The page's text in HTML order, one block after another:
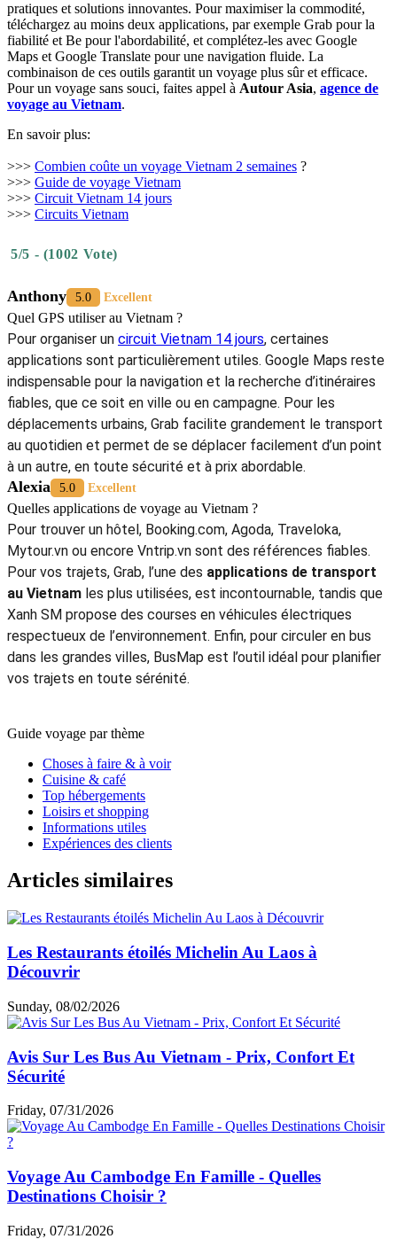
pratiques et solutions innovantes. Pour maximiser la commodité,
téléchargez au moins deux applications, par exemple Grab pour la
fiabilité et Be pour l'abordabilité, et complétez-les avec Google
Maps et Google Translate pour une navigation fluide. La
combinaison de ces outils garantit un voyage plus sûr et efficace.
Pour un voyage sans souci, faites appel à Autour Asia, agence de
voyage au Vietnam.
En savoir plus:
>>> Combien coûte un voyage‎ Vietnam 2 semaines ?
>>> Guide de voyage Vietnam
>>> Circuit Vietnam 14 jours
>>> Circuits Vietnam
5/5 - (1002 Vote)
Anthony 5.0 Excellent
Quel GPS utiliser au Vietnam ?
Pour organiser un circuit Vietnam 14 jours, certaines
applications sont particulièrement utiles. Google Maps reste
indispensable pour la navigation et la recherche d’itinéraires
fiables, que ce soit en ville ou en campagne. Pour les
déplacements urbains, Grab facilite grandement le transport
au quotidien et permet de se déplacer facilement d’un point
à un autre, en toute sécurité et à prix abordable.
Alexia 5.0 Excellent
Quelles applications de voyage au Vietnam ?
Pour trouver un hôtel, Booking.com, Agoda, Traveloka,
Mytour.vn ou encore Vntrip.vn sont des références fiables.
Pour vos trajets, Grab, l’une des applications de transport
au Vietnam les plus utilisées, est incontournable, tandis que
Xanh SM propose des courses en véhicules électriques
respectueux de l’environnement. Enfin, pour circuler en bus
dans les grandes villes, BusMap est l’outil idéal pour planifier
vos trajets en toute sérénité.
Guide voyage par thème
Choses à faire & à voir
Cuisine & café
Top hébergements
Loisirs et shopping
Informations utiles
Expériences des clients
Articles similaires
Les Restaurants étoilés Michelin Au Laos à
Découvrir
Sunday, 08/02/2026
Avis Sur Les Bus Au Vietnam - Prix, Confort Et
Sécurité
Friday, 07/31/2026
Voyage Au Cambodge En Famille - Quelles
Destinations Choisir ?
Friday, 07/31/2026